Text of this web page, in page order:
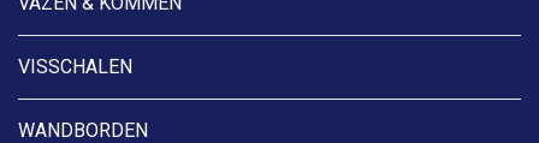
VISSCHALEN
WANDBORDEN